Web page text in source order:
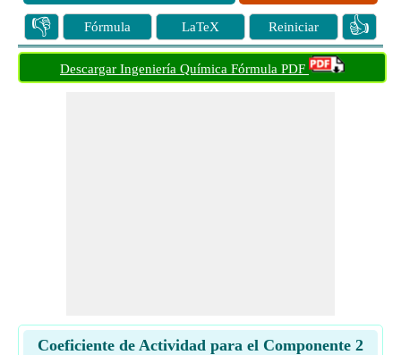
👎 Fórmula LaTeX Reiniciar 👍
Descargar Ingeniería Química Fórmula PDF
Coeficiente de Actividad para el Componente 2